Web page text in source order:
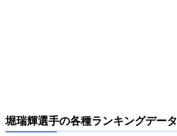
堀瑞輝選手の各種ランキングデータ